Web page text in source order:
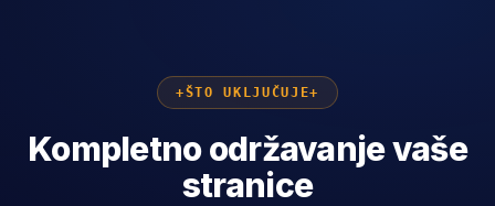
ŠTO UKLJUČUJE
Kompletno održavanje vaše
stranice